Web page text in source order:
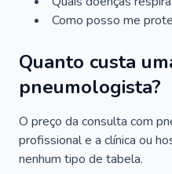
Como posso me
Quanto custa
pneumologista?
O preço da consulta com
profissional e a clínica ou
nenhum tipo de tabela.